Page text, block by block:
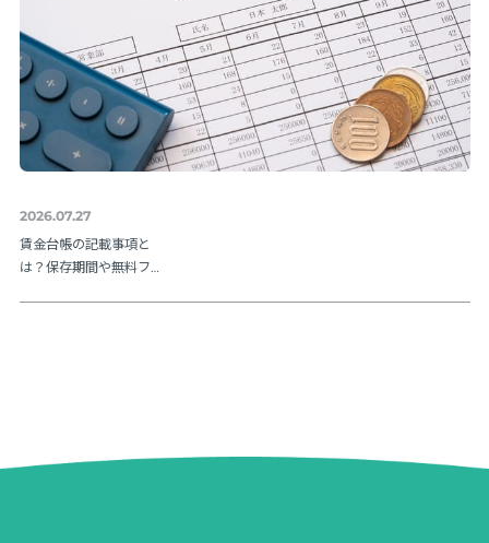
2026.07.27
賃金台帳の記載事項と
は？保存期間や無料フ